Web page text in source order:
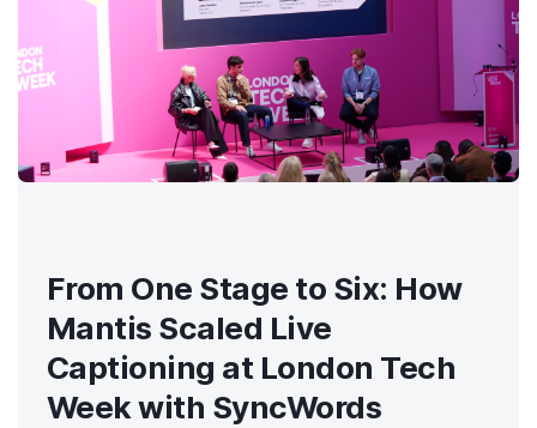
From One Stage to Six: How
Mantis Scaled Live
Captioning at London Tech
Week with SyncWords